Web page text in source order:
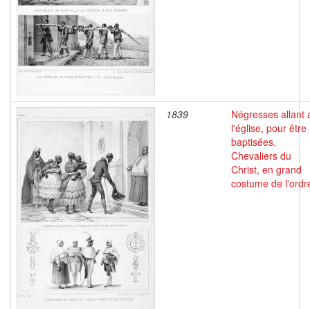
1839
Négresses allant
l'église, pour être
baptisées.
Chevaliers du
Christ, en grand
costume de